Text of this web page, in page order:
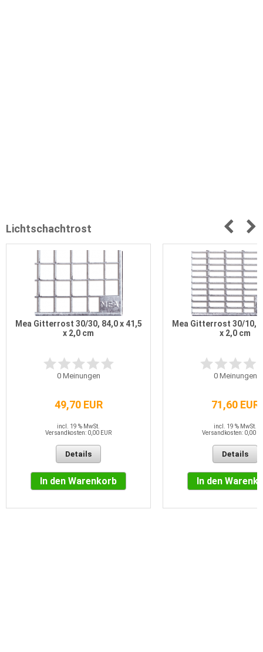
Lichtschachtrost
Mea Gitterrost 30/30, 84,0 x 41,5
x 2,0 cm
0Meinungen
49,70 EUR
incl. 19 % MwSt.
Versandkosten: 0,00 EUR
Details
In den Warenkorb
Mea Gitterrost 30/10,
x 2,0 cm
0Meinungen
71,60 EUR
incl. 19 % MwSt.
Versandkosten: 0,00
Details
In den